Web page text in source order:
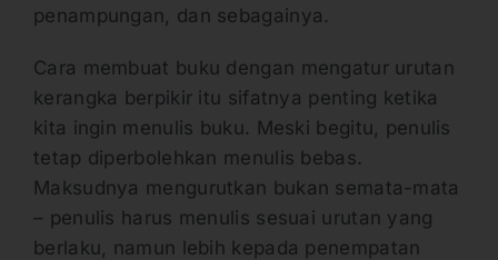
penampungan, dan sebagainya.
Cara membuat buku dengan mengatur urutan
kerangka berpikir itu sifatnya penting ketika
kita ingin menulis buku. Meski begitu, penulis
tetap diperbolehkan menulis bebas.
Maksudnya mengurutkan bukan semata-mata
– penulis harus menulis sesuai urutan yang
berlaku, namun lebih kepada penempatan